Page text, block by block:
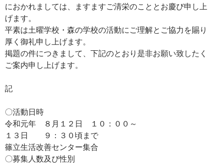
におかれましては、ますますご清栄のこととお慶び申し上
げます。
平素は土曜学校・森の学校の活動にご理解とご協力を賜り
厚く御礼申し上げます。
掲題の件につきまして、下記のとおり是非お願い致したく
ご案内申し上げます。
記
〇活動日時
令和元年 ８月１２日 １０：００～
１３日 ９：３０頃まで
篠立生活改善センター集合
〇募集人数及び性別